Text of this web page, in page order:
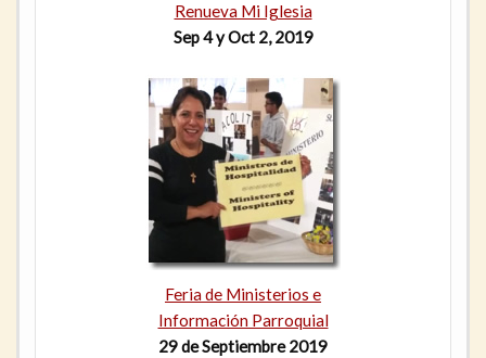
Renueva Mi Iglesia
Sep 4 y Oct 2, 2019
Feria de Ministerios e
Información Parroquial
29 de Septiembre 2019